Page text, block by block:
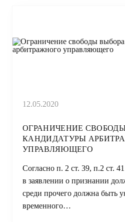
12.05.2020
ОГРАНИЧЕНИЕ
КАНДИДАТУРЫ
УПРАВЛЯЮЩЕГО
Согласно п. 2 ст. 39, п.2 ст.
в заявлении о признании
среди прочего должна быть
временного…